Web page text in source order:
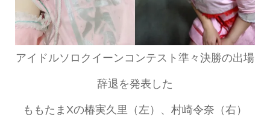
アイドルソロクイーンコンテスト準々決勝の出場
辞退を発表した
ももたまXの椿実久里（左）、村崎令奈（右）